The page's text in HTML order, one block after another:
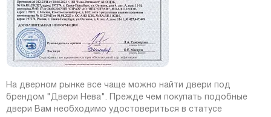
На дверном рынке все чаще можно найти двери под
брендом "Двери Нева". Прежде чем покупать подобные
двери Вам необходимо удостовериться в статусе